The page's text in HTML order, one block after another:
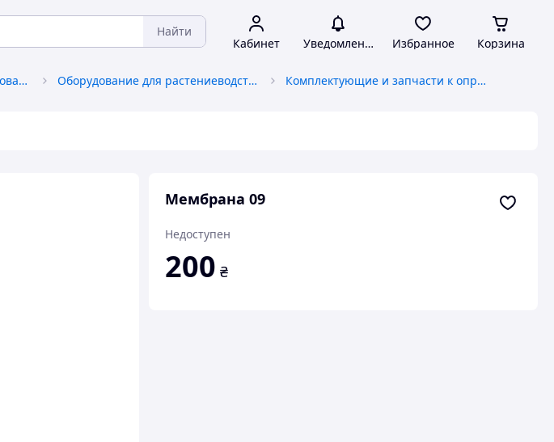
Найти
Кабинет Уведомления Избранное Корзина
Сельскохозяйственное оборудование Оборудование для растениеводства Комплектующие и запчасти к опрыскивателям
Мембрана 09
Недоступен
200 ₴